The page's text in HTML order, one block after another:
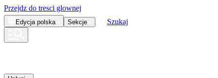
Przejdz do tresci glownej
Edycja polska Sekcje Szukaj